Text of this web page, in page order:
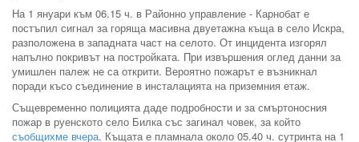
На 1 януари към 06.15 ч. в Районно управление - Карнобат е
постъпил сигнал за горяща масивна двуетажна къща в село Искра,
разположена в западната част на селото. От инцидента изгорял
напълно покривът на постройката. При извършения оглед данни за
умишлен палеж не са открити. Вероятно пожарът е възникнал
поради късо съединение в инсталацията на приземния етаж.
Същевременно полицията даде подробности и за смъртоносния
пожар в руенското село Билка със загинал човек, за който
съобщихме вчера. Къщата е пламнала около 05.40 ч. сутринта на 1